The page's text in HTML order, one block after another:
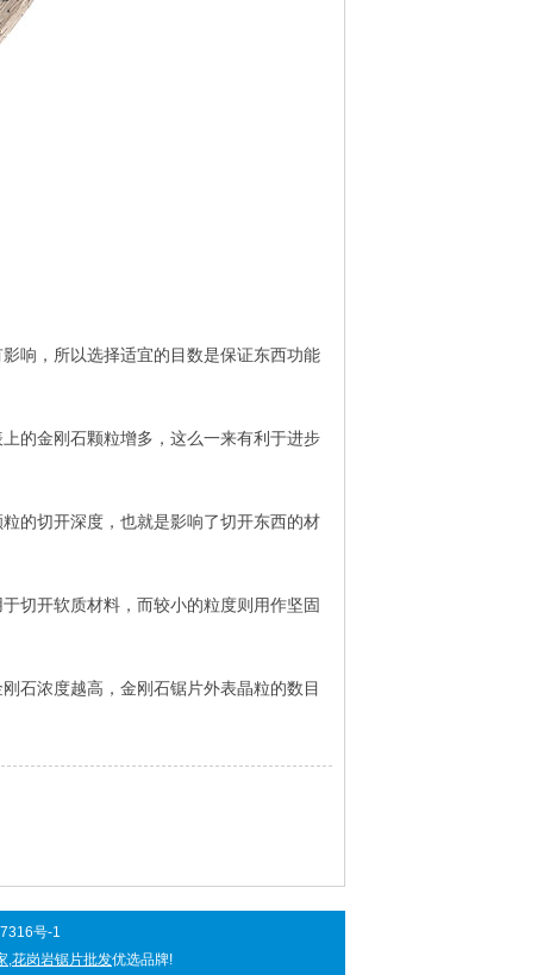
响，所以选择适宜的目数是保证东西功能
的金刚石颗粒增多，这么一来有利于进步
的切开深度，也就是影响了切开东西的材
开软质材料，而较小的粒度则用作坚固
浓度越高，金刚石锯片外表晶粒的数目
号-1
,花岗岩锯片批发优选品牌!